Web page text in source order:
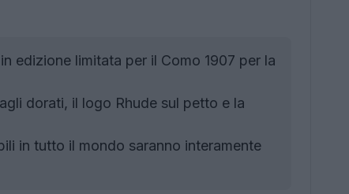
edizione limitata per il Como 1907 per la
dorati, il logo Rhude sul petto e la
in tutto il mondo saranno interamente